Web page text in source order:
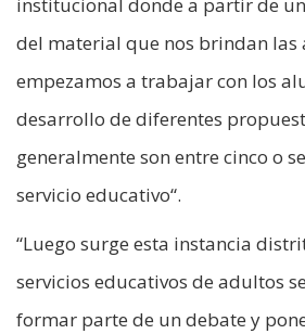
institucional donde a partir de
del material que nos brindan las
empezamos a trabajar con los
desarrollo de diferentes
generalmente son entre cinco o
servicio educativo“.
“Luego surge esta instancia
servicios educativos de adultos
formar parte de un debate y